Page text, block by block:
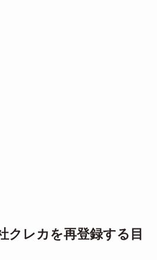
クレカを再登録する目